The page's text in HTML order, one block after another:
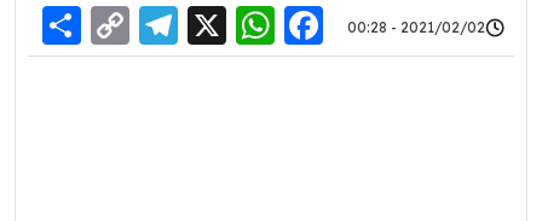
2021/02/02 - 00:28
Facebook
WhatsApp
X
Link